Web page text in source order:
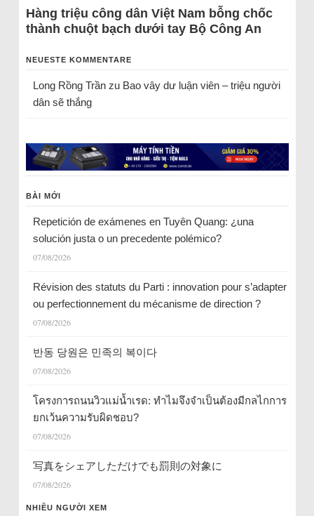
Hàng triệu công dân Việt Nam bỗng chốc
thành chuột bạch dưới tay Bộ Công An
NEUESTE KOMMENTARE
Long Rồng Trầnzu Bao vây dư luận viên – triệu người
dân sẽ thắng
BÀI MỚI
Repetición de exámenes en Tuyên Quang: ¿una
solución justa o un precedente polémico?
07/08/2026
Révision des statuts du Parti : innovation pour s’adapter
ou perfectionnement du mécanisme de direction ?
07/08/2026
반동 당원은 민족의 복이다
07/08/2026
โครงการถนนวิวแม่น้ำเรด: ทำไมจึงจำเป็นต้องมีกลไกการ
ยกเว้นความรับผิดชอบ?
07/08/2026
写真をシェアしただけでも罰則の対象に
07/08/2026
NHIỀU NGƯỜI XEM